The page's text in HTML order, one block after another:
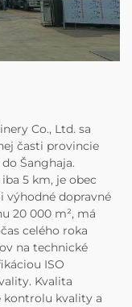
Co., Ltd. sa
časti provincie
Šanghaja.
5 km, je obec
výhodné dopravné
20 000 m², má
celého roka
na technické
ISO
Kvalita
kontrolu kvality a